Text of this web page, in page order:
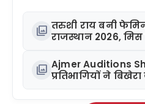
photo_library तरुशी राय बनी
राजस्थान 2026,
photo_library Ajmer Auditions
प्रतिभागियों ने